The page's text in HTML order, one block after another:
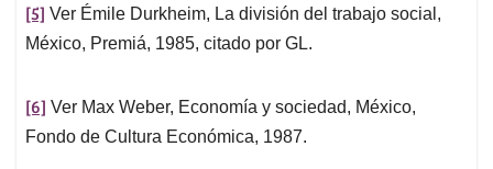
[5] Ver Émile Durkheim, La división del trabajo social,
México, Premiá, 1985, citado por GL.
[6] Ver Max Weber, Economía y sociedad, México,
Fondo de Cultura Económica, 1987.